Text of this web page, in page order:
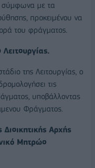
σύμφωνα με τα
προκειμένου να
του φράγματος.
της Λειτουργίας, ο
τις
υποβάλλοντας
Φράγματος.
Διοικητικής Αρχής
Μητρώο